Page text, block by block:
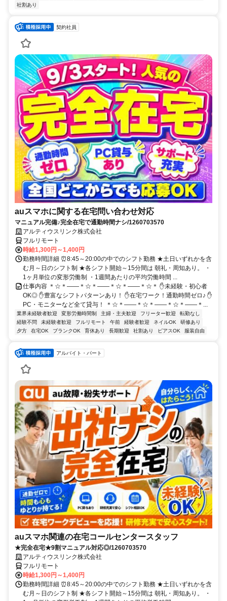
社割あり
契約社員
auスマホに関する在宅問い合わせ対応
マニュアル完備♪完全在宅で通勤時間ナシ/1260703570
アルティウスリンク株式会社
フルリモート
時給1,300円～1,400円
勤務時間詳細 ⏰8:45～20:00の中でのシフト勤務 ★土日いずれかを含
む月～日のシフト制 ★各シフト開始～15分間は 朝礼・周知あり。 ・
1ヶ月単位の変形労働制 ・1週間あたりの平均労働時間 ...
仕事内容 ＊☆＊――＊☆＊――＊☆＊――＊☆＊ ✋未経験・初心者
OK◎ ✋豊富なシフトパターンあり！ ✋在宅ワーク！通勤時間ゼロ♪ ✋
PC・モニターなど全て貸与！ ＊☆＊――＊☆＊――＊☆＊――＊...
業界未経験者歓迎 変形労働時間制 主婦・主夫歓迎 フリーター歓迎
転勤なし
経験不問
未経験者歓迎 フルリモート 午前 経験者歓迎 ネイルOK
研修あり
夕方
在宅OK ブランクOK 育休あり 長期歓迎 社割あり ピアスOK 服装自由
アルバイト・パート
auスマホ関連の在宅コールセンタースタッフ
★完全在宅★9割マニュアル対応◎/1260703570
アルティウスリンク株式会社
フルリモート
時給1,300円～1,400円
勤務時間詳細 ⏰8:45～20:00の中でのシフト勤務 ★土日いずれかを含
む月～日のシフト制 ★各シフト開始～15分間は 朝礼・周知あり。 ・